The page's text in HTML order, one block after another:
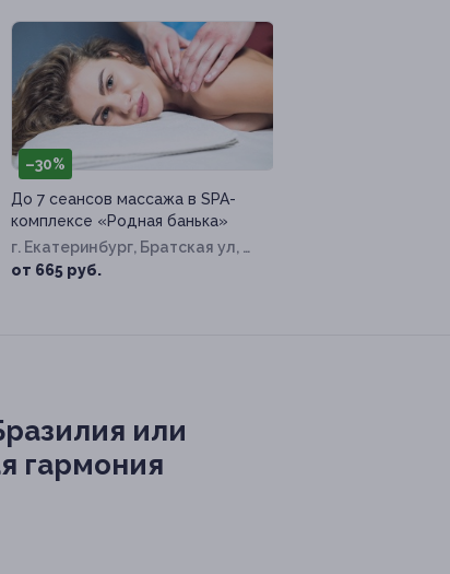
–30%
До 7 сеансов массажа в SPA-
комплексе «Родная банька»
г. Екатеринбург, Братская ул, д.
14
от 665 руб.
или
гармония